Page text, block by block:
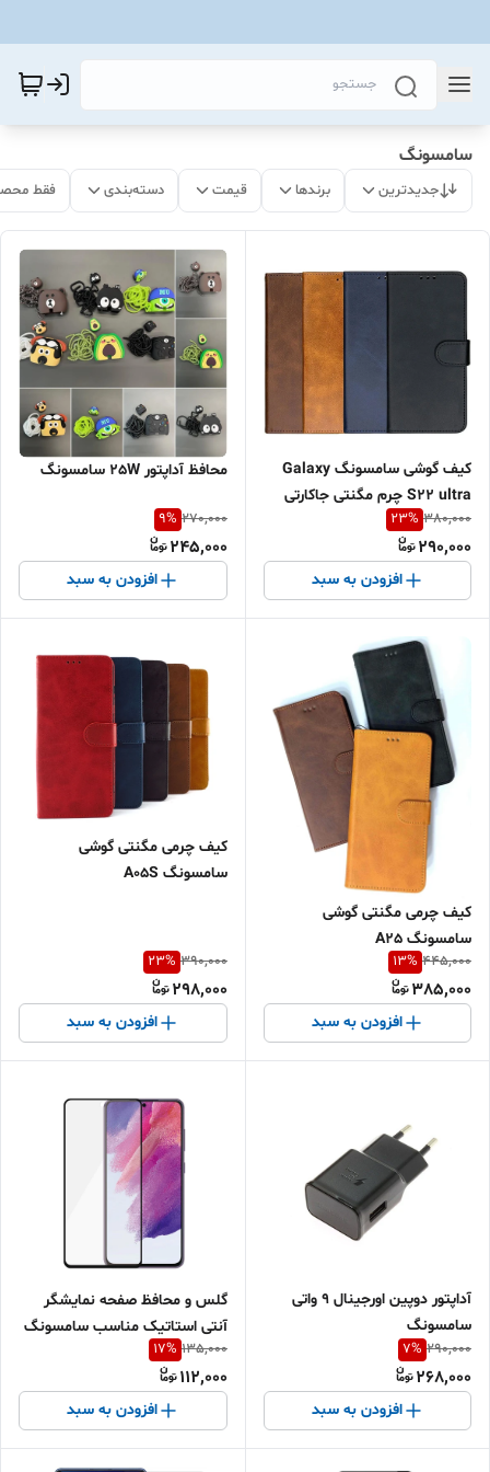
سامسونگ
جدیدترین برندها قیمت دسته‌بندی فقط
کیف گوشی سامسونگ Galaxy
S22 ultra چرم مگنتی جاکارتی
محافظ لنز دار بند آویز دار
380,000
23%
290,000
افزودن به سبد
محافظ آداپتور 25W سامسونگ
270,000
9%
245,000
افزودن به سبد
کیف چرمی مگنتی گوشی
سامسونگ A25
445,000
13%
385,000
افزودن به سبد
کیف چرمی مگنتی گوشی
سامسونگ A05S
390,000
23%
298,000
افزودن به سبد
آداپتور دوپین اورجینال ۹ واتی
سامسونگ
290,000
7%
268,000
افزودن به سبد
گلس و محافظ صفحه نمایشگر
آنتی استاتیک مناسب سامسونگ
S21FE
135,000
17%
112,000
افزودن به سبد